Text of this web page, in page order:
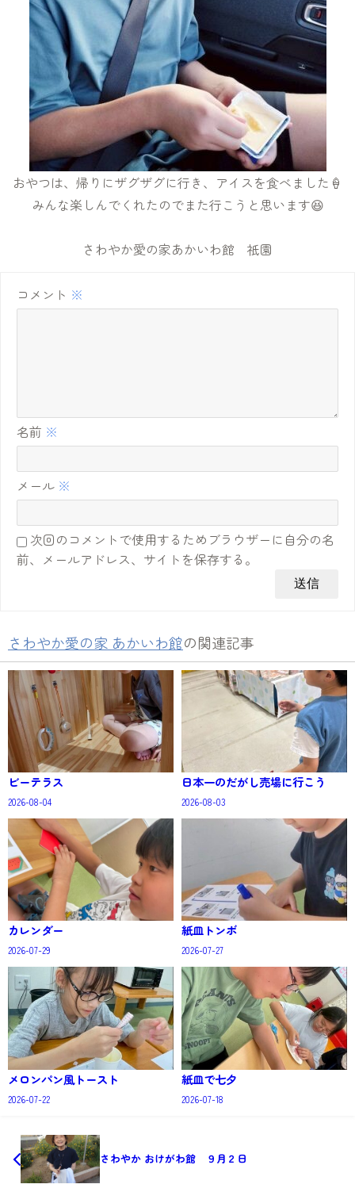
おやつは、帰りにザグザグに行き、アイスを食べました🍦
みんな楽しんでくれたのでまた行こうと思います😆
さわやか愛の家あかいわ館 祇園
コメント ※
名前 ※
メール ※
次回のコメントで使用するためブラウザーに自分の名
前、メールアドレス、サイトを保存する。
さわやか愛の家 あかいわ館の関連記事
ビーテラス
2026-08-04
日本一のだがし売場に行こう
2026-08-03
カレンダー
2026-07-29
紙皿トンボ
2026-07-27
メロンパン風トースト
2026-07-22
紙皿で七夕
2026-07-18
さわやか おけがわ館 ９月２日